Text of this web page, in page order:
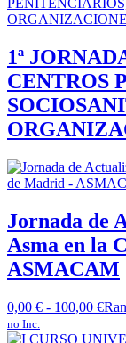
1ª
CENTROS
Jornada de
Asma en la
ASMACAM
0,00 € - 100,00 €
no Inc.